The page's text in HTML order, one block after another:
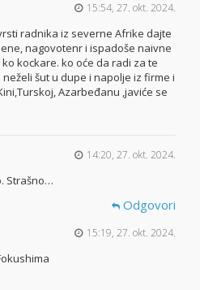
15:54, 27. okt. 2024.
radnika iz severne Afrike dajte
nagovotenr i ispadoše naivne
kockare. ko oće da radi za te
šut u dupe i napolje iz firme i
Azarbeđanu ,javiće se
14:20, 27. okt. 2024.
Strašno…
Odgovori
15:19, 27. okt. 2024.